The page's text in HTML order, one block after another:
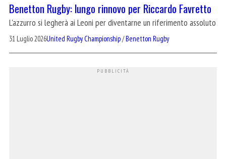
Benetton Rugby: lungo rinnovo per Riccardo Favretto
L'azzurro si legherà ai Leoni per diventarne un riferimento assoluto
31 Luglio 2026United Rugby Championship/Benetton Rugby